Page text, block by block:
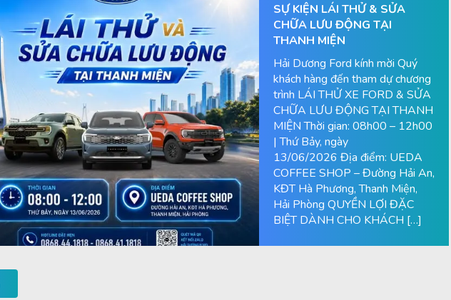
SỰ KIỆN LÁI THỬ & SỬA
CHỮA LƯU ĐỘNG TẠI
THANH MIỆN
Hải Dương Ford kính mời Quý
khách hàng đến tham dự chương
trình LÁI THỬ XE FORD & SỬA
CHỮA LƯU ĐỘNG TẠI THANH
MIỆN Thời gian: 08h00 – 12h00
| Thứ Bảy, ngày
13/06/2026 Địa điểm: UEDA
COFFEE SHOP – Đường Hải An,
KĐT Hà Phương, Thanh Miện,
Hải Phòng QUYỀN LỢI ĐẶC
BIỆT DÀNH CHO KHÁCH […]